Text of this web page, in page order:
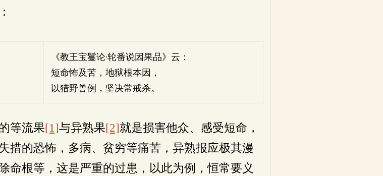
《教王宝鬘论·轮番说因果品》云：
短命怖及苦，地狱根本因，
以猎野兽例，坚决常戒杀。
等流果[1]与异熟果[2]就是损害他众、感受短命，
措的恐怖，多病、贫穷等痛苦，异熟报应极其漫
命根等，这是严重的过患，以此为例，恒常要义